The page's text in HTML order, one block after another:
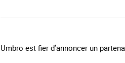
Umbro est fier d’annoncer un